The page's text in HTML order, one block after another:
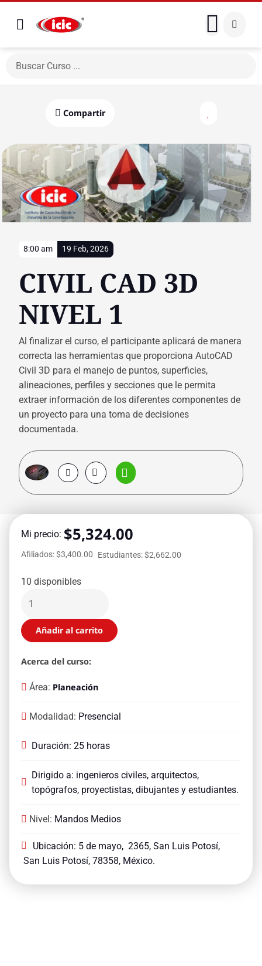
8:00 am 19 Feb, 2026
CIVIL CAD 3D
NIVEL 1
Al finalizar el curso, el participante aplicará de manera
correcta las herramientas que proporciona AutoCAD
Civil 3D para el manejo de puntos, superficies,
alineaciones, perfiles y secciones que le permita
extraer información de los diferentes componentes de
un proyecto para una toma de decisiones
documentada.
Compartir
Mi precio: $5,324.00
Afiliados: $3,400.00 Estudiantes: $2,662.00
10 disponibles
Añadir al carrito
Acerca del curso:
Área: Planeación
Modalidad: Presencial
Duración: 25 horas
Dirigido a: ingenieros civiles, arquitectos,
topógrafos, proyectistas, dibujantes y estudiantes.
Nivel: Mandos Medios
Ubicación: 5 de mayo, 2365, San Luis Potosí,
San Luis Potosí, 78358, México.